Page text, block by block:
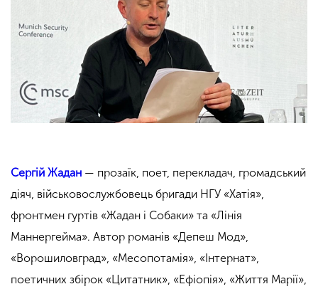
Сергій Жадан — прозаїк, поет, перекладач, громадський
діяч, військовослужбовець бригади НГУ «Хатія»,
фронтмен гуртів «Жадан і Собаки» та «Лінія
Маннергейма». Автор романів «Депеш Мод»,
«Ворошиловград», «Месопотамія», «Інтернат»,
поетичних збірок «Цитатник», «Ефіопія», «Життя Марії»,